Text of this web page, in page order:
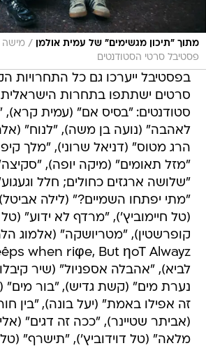
מתוך "תיכון מגשימים" של עמית אולמן / מישה
פסטיבל סרטי הסטודנטים
סרטים ישתתפו בתחרות
סטודנטים: "בסיס אם" (עמית קרא),
לאהבה" (נועה בן משה), "לנוח"
הרג מטוס" (דניאל שרוני), "מלך
"מזל תאומים" (מיקה יופה),
"שלושה ארגזים כחולים; חלל
"מתי יפתחו השמיים?" (לילה
(טל חיימוביץ'), "מרדף לא ידוע"
לביא), "אהבלה אספניול" (שיר
נערת מים" (קשת גדיש), "בור מים"
זה אפילו באמת" (יעל בונה), "בין
(אביתר שטיינר), "ככה זה דגים"